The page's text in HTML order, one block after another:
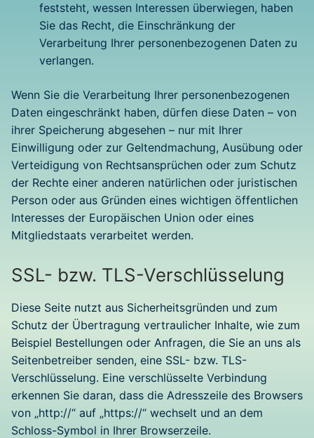
feststeht, wessen Interessen überwiegen, haben
Sie das Recht, die Einschränkung der
Verarbeitung Ihrer personenbezogenen Daten zu
verlangen.
Wenn Sie die Verarbeitung Ihrer personenbezogenen
Daten eingeschränkt haben, dürfen diese Daten – von
ihrer Speicherung abgesehen – nur mit Ihrer
Einwilligung oder zur Geltendmachung, Ausübung oder
Verteidigung von Rechtsansprüchen oder zum Schutz
der Rechte einer anderen natürlichen oder juristischen
Person oder aus Gründen eines wichtigen öffentlichen
Interesses der Europäischen Union oder eines
Mitgliedstaats verarbeitet werden.
SSL- bzw. TLS-Verschlüsselung
Diese Seite nutzt aus Sicherheitsgründen und zum
Schutz der Übertragung vertraulicher Inhalte, wie zum
Beispiel Bestellungen oder Anfragen, die Sie an uns als
Seitenbetreiber senden, eine SSL- bzw. TLS-
Verschlüsselung. Eine verschlüsselte Verbindung
erkennen Sie daran, dass die Adresszeile des Browsers
von „http://“ auf „https://“ wechselt und an dem
Schloss-Symbol in Ihrer Browserzeile.